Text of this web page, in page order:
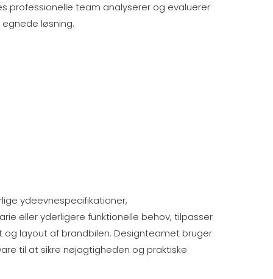
professionelle team analyserer og evaluerer
løsning.
ydeevnespecifikationer,
eller yderligere funktionelle behov, tilpasser
layout af brandbilen. Designteamet bruger
til at sikre nøjagtigheden og praktiske